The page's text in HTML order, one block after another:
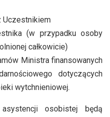
Uczestnikiem
(w przypadku osoby
całkowicie)
Ministra finansowanych
dotyczących
wytchnieniowej.
osobistej będą